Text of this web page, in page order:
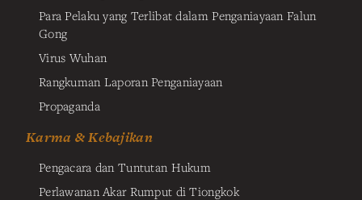
Para Pelaku yang Terlibat dalam Penganiayaan Falun
Gong
Virus Wuhan
Rangkuman Laporan Penganiayaan
Propaganda
Karma & Kebajikan
Pengacara dan Tuntutan Hukum
Perlawanan Akar Rumput di Tiongkok